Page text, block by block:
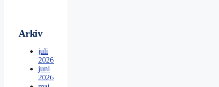
Arkiv
juli
2026
juni
2026